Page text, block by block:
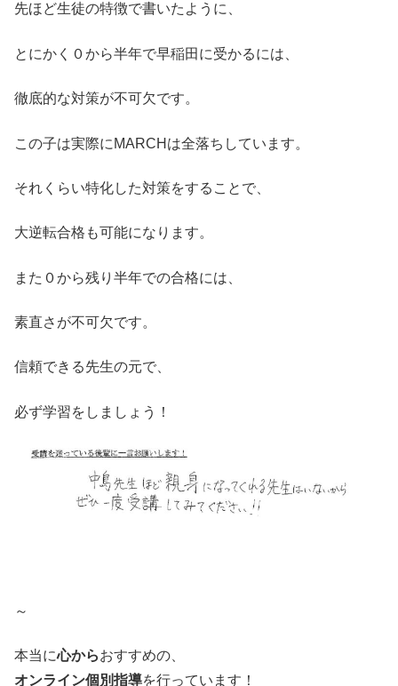
先ほど生徒の特徴で書いたように、
とにかく０から半年で早稲田に受かるには、
徹底的な対策が不可欠です。
この子は実際にMARCHは全落ちしています。
それくらい特化した対策をすることで、
大逆転合格も可能になります。
また０から残り半年での合格には、
素直さが不可欠です。
信頼できる先生の元で、
必ず学習をしましょう！
～
本当に心からおすすめの、
オンライン個別指導を行っています！